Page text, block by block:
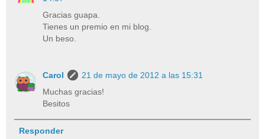
Gracias guapa.
Tienes un premio en mi blog.
Un beso.
Carol
21 de mayo de 2012 a las 15:31
Muchas gracias!
Besitos
Responder